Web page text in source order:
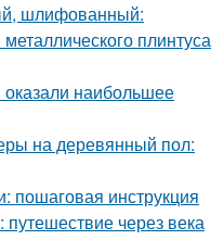
шлифованный:
плинтуса
оказали наибольшее
на деревянный пол:
пошаговая инструкция
через века